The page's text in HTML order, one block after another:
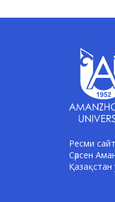
Ресми сайт
Сәрсен
Қазақстан